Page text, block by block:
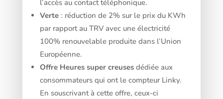
l’accès au contact téléphonique.
Verte : réduction de 2% sur le prix du KWh
par rapport au TRV avec une électricité
100% renouvelable produite dans l’Union
Européenne.
Offre Heures super creuses dédiée aux
consommateurs qui ont le compteur Linky.
En souscrivant à cette offre, ceux-ci